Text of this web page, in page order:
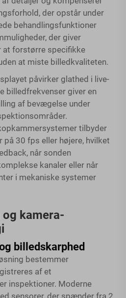
der opstår under
behandlingsfunktioner
der giver
at forstørre specifikke
at miste billedkvaliteten.
påvirker glathed i live-
billedfrekvenser giver en
af bevægelse under
tilbyder
30 fps eller højere, hvilket
når sonden
kanaler eller når
i mekaniske systemer
kamera-
billedskarphed
bestemmer
af et
inspektioner. Moderne
sensorer, der spænder fra 2